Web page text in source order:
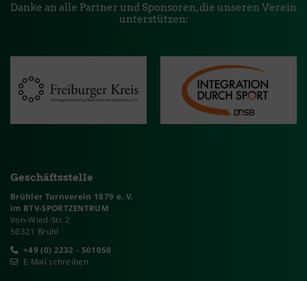
Danke an alle Partner und Sponsoren, die unseren Verein
unterstützen:
Geschäftsstelle
Brühler Turnverein 1879 e. V.
im BTV-SPORTZENTRUM
Von-Wied-Str. 2
50321 Brühl
+49 (0) 2232 - 501050
E-Mail schreiben